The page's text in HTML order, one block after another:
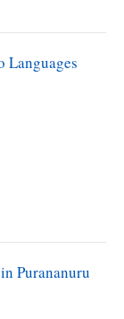
Languages
Purananuru